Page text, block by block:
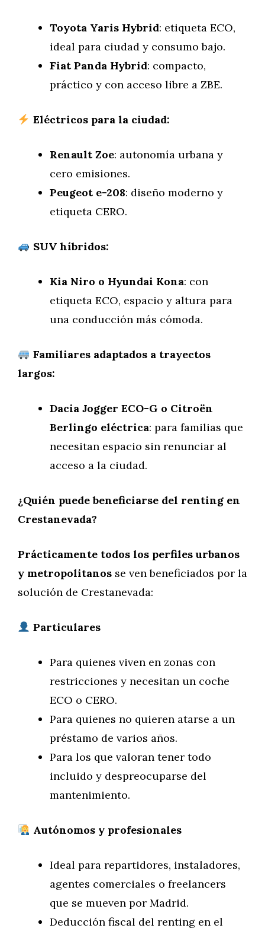
Toyota Yaris Hybrid: etiqueta ECO,
ideal para ciudad y consumo bajo.
Fiat Panda Hybrid: compacto,
práctico y con acceso libre a ZBE.
Eléctricos para la ciudad:
Renault Zoe: autonomía urbana y
cero emisiones.
Peugeot e-208: diseño moderno y
etiqueta CERO.
SUV híbridos:
Kia Niro o Hyundai Kona: con
etiqueta ECO, espacio y altura para
una conducción más cómoda.
Familiares adaptados a trayectos
largos:
Dacia Jogger ECO-G o Citroën
Berlingo eléctrica: para familias que
necesitan espacio sin renunciar al
acceso a la ciudad.
¿Quién puede beneficiarse del renting en
Crestanevada?
Prácticamente todos los perfiles urbanos
y metropolitanos se ven beneficiados por la
solución de Crestanevada:
Particulares
Para quienes viven en zonas con
restricciones y necesitan un coche
ECO o CERO.
Para quienes no quieren atarse a un
préstamo de varios años.
Para los que valoran tener todo
incluido y despreocuparse del
mantenimiento.
Autónomos y profesionales
Ideal para repartidores, instaladores,
agentes comerciales o freelancers
que se mueven por Madrid.
Deducción fiscal del renting en el